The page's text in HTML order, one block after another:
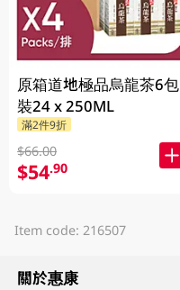
原箱道地極品烏龍茶6包
裝24 x 250ML
滿2件9折
$66.00
$54.90
Item code: 216507
關於惠康